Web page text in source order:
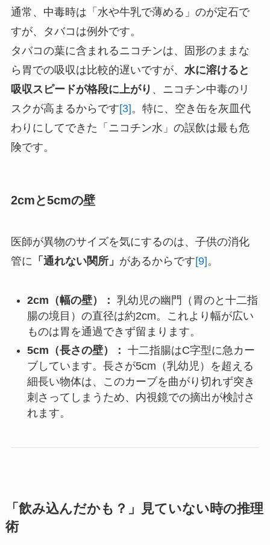
通常、中毒時は「水や牛乳で薄める」のが定石で
すが、タバコは例外です。
タバコの葉に含まれるニコチンは、固形のままな
ら胃での吸収は比較的遅いですが、 水に溶けると
吸収スピードが格段に上がり 、ニコチン中毒のリ
スクが高まるからです[3]。特に、空き缶を灰皿代
わりにしてできた「ニコチン水」の誤飲は最も危
険です。
2cmと5cmの壁
医師が異物のサイズを気にするのは、子供の消化
管に 「通れない関所」 があるからです[9]。
2cm（幅の壁）： 乳幼児の幽門（胃のと十二指
腸の境目）の直径は約2cm。これより幅が広い
ものは胃を通過できず留まります。
5cm（長さの壁）： 十二指腸はC字型に急カー
ブしています。長さが5cm（乳幼児）を超える
細長い物体は、このカーブを曲がり切れず突き
刺さってしまうため、内視鏡での摘出が検討さ
れます。
「飲み込んだかも？」見ていない時の推理
術